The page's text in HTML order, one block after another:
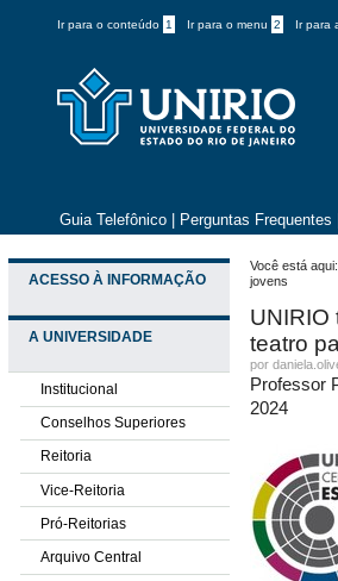
Ir para o conteúdo 1 Ir para o menu 2 Ir para
Guia Telefônico Perguntas Frequentes
ACESSO À INFORMAÇÃO
A UNIVERSIDADE
Institucional
Conselhos Superiores
Reitoria
Vice-Reitoria
Pró-Reitorias
Arquivo Central
Você está aqui:
jovens
UNIRIO
teatro
por
Professor
2024